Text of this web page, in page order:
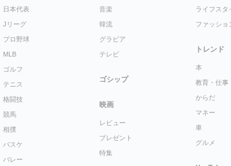
日本代表
Jリーグ
プロ野球
MLB
ゴルフ
テニス
格闘技
競馬
相撲
バスケ
バレー
音楽
韓流
グラビア
テレビ
ゴシップ
映画
レビュー
プレゼント
特集
ライフスタ
ファッショ
トレンド
本
教育・仕事
からだ
マネー
車
グルメ